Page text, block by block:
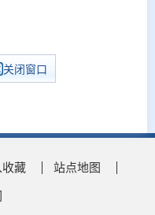
关闭窗口
藏
站点地图